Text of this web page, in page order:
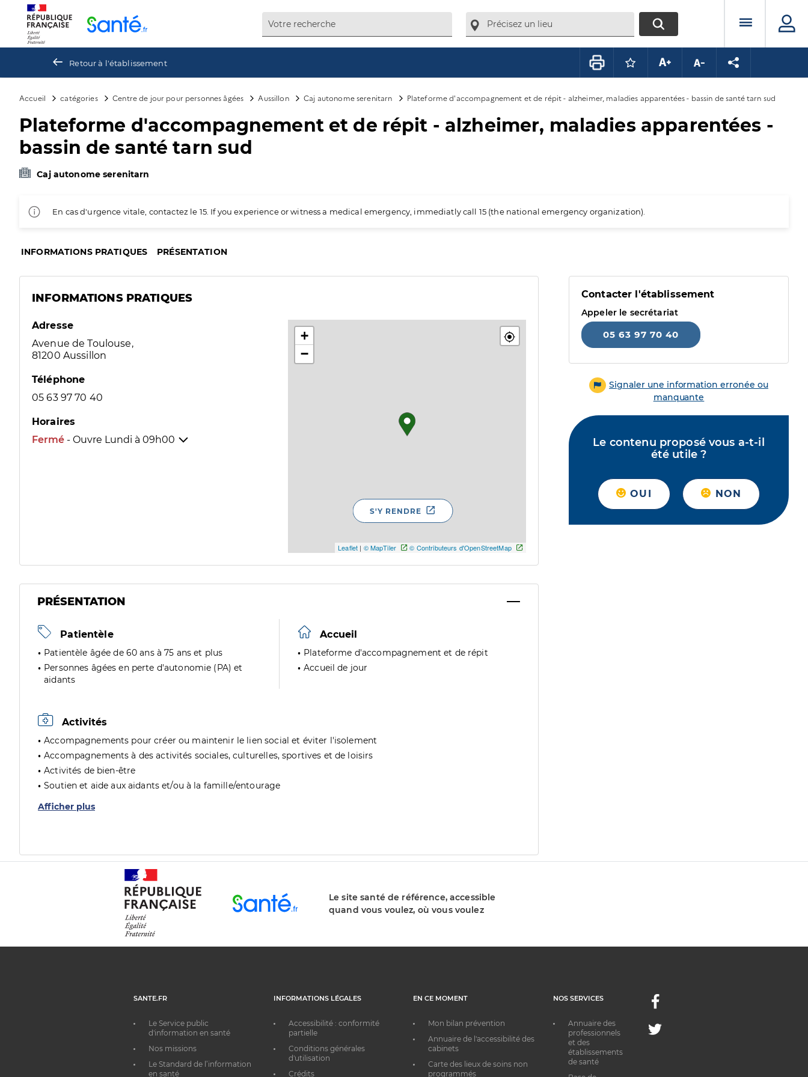
RECHERCHERMenu
Retour à l'établissement Connectez-vous pour mettre ce
Augmenter la taille du texte
Diminuer la taille du
Partager la
Accueil catégories Centre de jour pour personnes âgées Aussillon Caj autonome serenitarn Plateforme d'accompagnement et de répit - alzheimer, maladies apparentées - bassin de santé tarn sud
Plateforme d'accompagnement et de répit - alzheimer, maladies apparentées -
bassin de santé tarn sud
Caj autonome serenitarn
En cas d'urgence vitale, contactez le 15. If you experience or witness a medical emergency, immediatly call 15 (the national emergency organization).
INFORMATIONS PRATIQUES PRÉSENTATION
INFORMATIONS PRATIQUES
Adresse
Avenue de Toulouse,
81200 Aussillon
Téléphone
05 63 97 70 40
Horaires
Fermé - Ouvre Lundi à 09h00
+
−
Leaflet | © MapTiler © Contributeurs d'OpenStreetMap
S'Y RENDRE
PRÉSENTATION
Patientèle
Patientèle âgée de 60 ans à 75 ans et plus
Personnes âgées en perte d'autonomie (PA) et
aidants
Accueil
Plateforme d'accompagnement et de répit
Accueil de jour
Activités
Accompagnements pour créer ou maintenir le lien social et éviter l'isolement
Accompagnements à des activités sociales, culturelles, sportives et de loisirs
Activités de bien-être
Soutien et aide aux aidants et/ou à la famille/entourage
Afficher plus
Contacter l'établissement
Appeler le secrétariat
05 63 97 70 40
Signaler une information erronée ou
manquante
Le contenu proposé vous a-t-il
été utile ?
OUI NON
Le site santé de référence, accessible
quand vous voulez, où vous voulez
SANTE.FR
Le Service public
d'information en santé
Nos missions
Le Standard de l’information
en santé
INFORMATIONS LÉGALES
Accessibilité : conformité
partielle
Conditions générales
d'utilisation
Crédits
EN CE MOMENT
Mon bilan prévention
Annuaire de l'accessibilité des
cabinets
Carte des lieux de soins non
programmés
NOS SERVICES
Annuaire des
professionnels
et des
établissements
de santé
Facebook
Twitter
Panneau de gestion des cookies